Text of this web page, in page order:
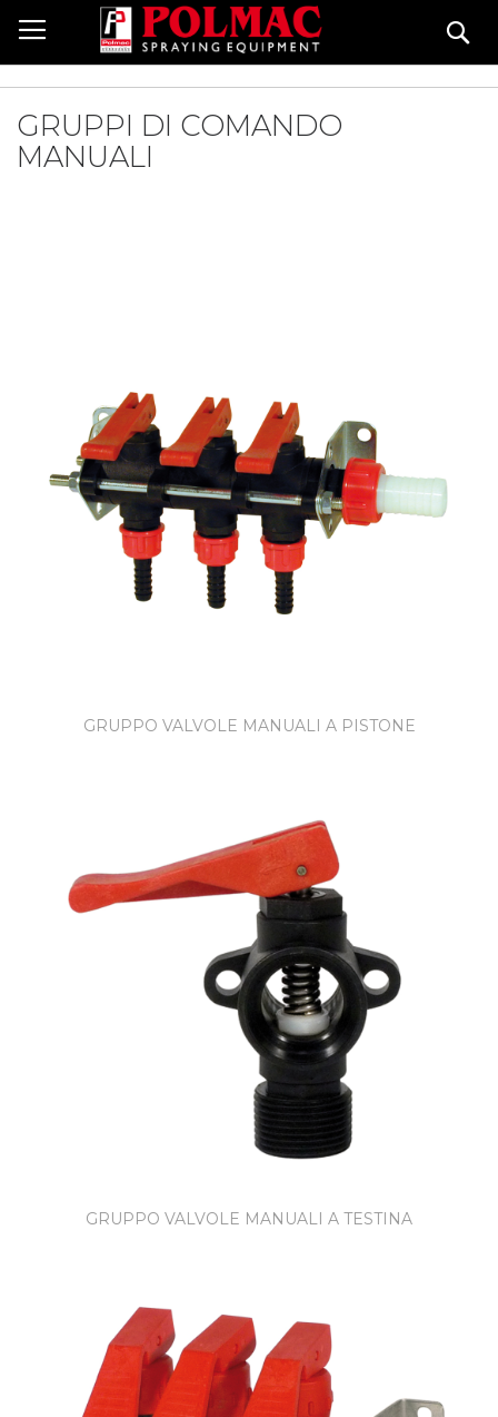
Salta
al
contenuto
GRUPPI DI COMANDO
MANUALI
GRUPPO VALVOLE MANUALI A PISTONE
GRUPPO VALVOLE MANUALI A TESTINA